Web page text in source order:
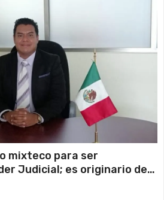
mixteco para ser
Judicial; es originario de